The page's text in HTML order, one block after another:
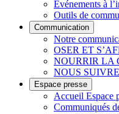
Evénements à
Outils de
Communication
Notre
OSER ET
NOURRIR LA
NOUS SUIVRE
Espace presse
Accueil Espace
Communiqués